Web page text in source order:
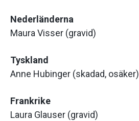
Nederländerna
Maura Visser (gravid)
Tyskland
Anne Hubinger (skadad, osäker)
Frankrike
Laura Glauser (gravid)